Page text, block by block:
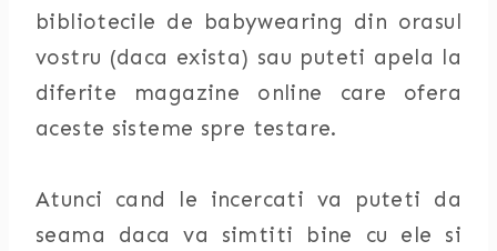
bibliotecile de babywearing din orasul
vostru (daca exista) sau puteti apela la
diferite magazine online care ofera
aceste sisteme spre testare.
Atunci cand le incercati va puteti da
seama daca va simtiti bine cu ele si